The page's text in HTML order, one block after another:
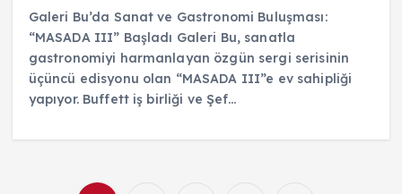
Galeri Bu’da Sanat ve Gastronomi Buluşması:
“MASADA III” Başladı Galeri Bu, sanatla
gastronomiyi harmanlayan özgün sergi serisinin
üçüncü edisyonu olan “MASADA III”e ev sahipliği
yapıyor. Buffett iş birliği ve Şef…